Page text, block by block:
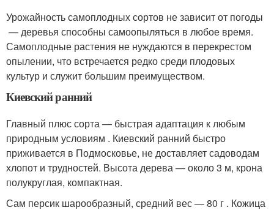
Урожайность самоплодных сортов не зависит от погоды
— деревья способны самоопыляться в любое время.
Самоплодные растения не нуждаются в перекрестом
опылении, что встречается редко среди плодовых
культур и служит большим преимуществом.
Киевский ранний
Главный плюс сорта — быстрая адаптация к любым
природным условиям . Киевский ранний быстро
приживается в Подмосковье, не доставляет садоводам
хлопот и трудностей. Высота дерева — около 3 м, крона
полукруглая, компактная.
Сам персик шарообразный, средний вес — 80 г . Кожица